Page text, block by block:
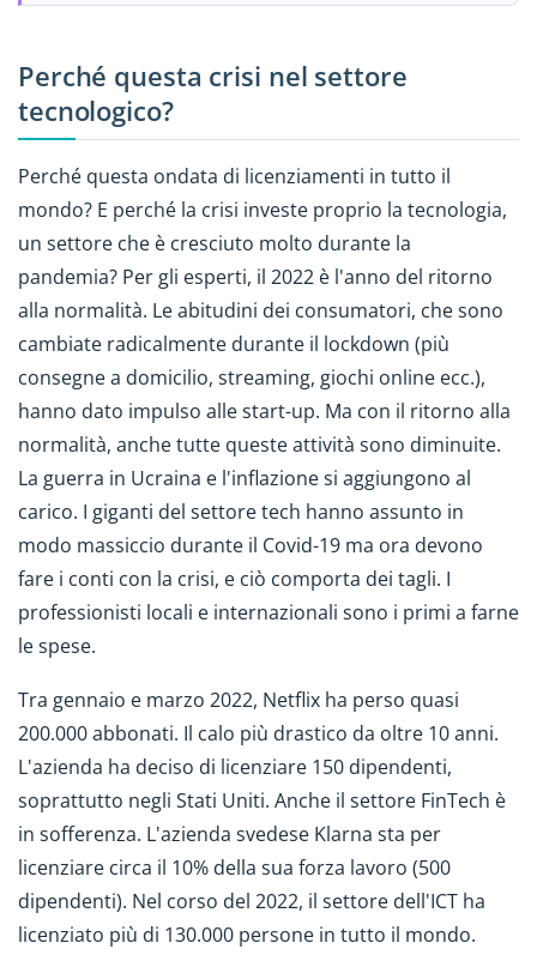
Perché questa crisi nel settore
tecnologico?
Perché questa ondata di licenziamenti in tutto il
mondo? E perché la crisi investe proprio la tecnologia,
un settore che è cresciuto molto durante la
pandemia? Per gli esperti, il 2022 è l'anno del ritorno
alla normalità. Le abitudini dei consumatori, che sono
cambiate radicalmente durante il lockdown (più
consegne a domicilio, streaming, giochi online ecc.),
hanno dato impulso alle start-up. Ma con il ritorno alla
normalità, anche tutte queste attività sono diminuite.
La guerra in Ucraina e l'inflazione si aggiungono al
carico. I giganti del settore tech hanno assunto in
modo massiccio durante il Covid-19 ma ora devono
fare i conti con la crisi, e ciò comporta dei tagli. I
professionisti locali e internazionali sono i primi a farne
le spese.
Tra gennaio e marzo 2022, Netflix ha perso quasi
200.000 abbonati. Il calo più drastico da oltre 10 anni.
L'azienda ha deciso di licenziare 150 dipendenti,
soprattutto negli Stati Uniti. Anche il settore FinTech è
in sofferenza. L'azienda svedese Klarna sta per
licenziare circa il 10% della sua forza lavoro (500
dipendenti). Nel corso del 2022, il settore dell'ICT ha
licenziato più di 130.000 persone in tutto il mondo.